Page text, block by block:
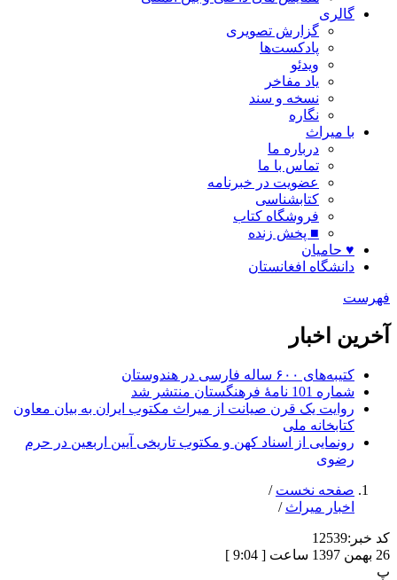
گالری
گزارش تصویری
پادکست‌ها
ویدئو
یاد مفاخر
نسخه و سند
نگاره
با میراث
درباره ما
تماس با ما
عضویت در خبرنامه
کتابشناسی
فروشگاه کتاب
■ پخش زنده
♥ حامیان
دانشگاه افغانستان
فهرست
آخرین اخبار
کتیبه‌های ۶۰۰ ساله فارسی در هندوستان
شماره 101 نامۀ فرهنگستان منتشر شد
روایت یک قرن صیانت از میراث مکتوب ایران به بیان معاون
کتابخانه ملی
رونمایی از اسناد کهن و مکتوب تاریخی آیین اربعین در حرم
رضوی
صفحه نخست /
اخبار میراث /
کد خبر:12539
26 بهمن 1397 ساعت [ 9:04 ]
پ